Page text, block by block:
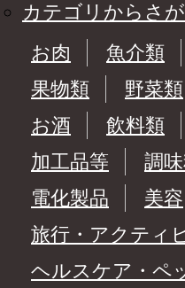
カテゴリからさ
お肉
魚介類
果物類
野菜類
お酒
飲料類
加工品等
調
電化製品
美容
旅行・アクティ
ヘルスケア・ペ